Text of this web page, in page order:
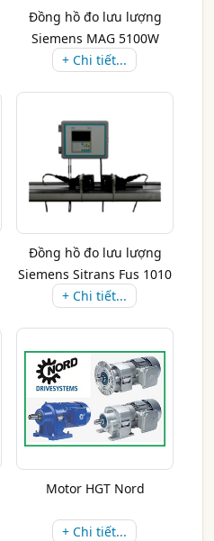
Đồng hồ đo lưu lượng
Siemens MAG 5100W
+ Chi tiết...
Đồng hồ đo lưu lượng
Siemens Sitrans Fus 1010
+ Chi tiết...
Motor HGT Nord
+ Chi tiết...